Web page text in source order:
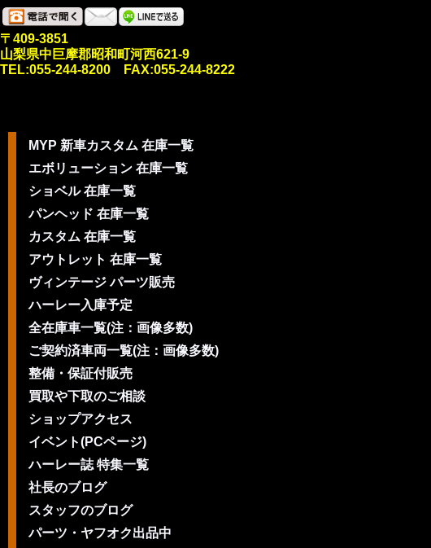
〒409-3851
山梨県中巨摩郡昭和町河西621-9
TEL:055-244-8200 FAX:055-244-8222
MYP 新車カスタム 在庫一覧
エボリューション 在庫一覧
ショベル 在庫一覧
パンヘッド 在庫一覧
カスタム 在庫一覧
アウトレット 在庫一覧
ヴィンテージ パーツ販売
ハーレー入庫予定
全在庫車一覧(注：画像多数)
ご契約済車両一覧(注：画像多数)
整備・保証付販売
買取や下取のご相談
ショップアクセス
イベント(PCページ)
ハーレー誌 特集一覧
社長のブログ
スタッフのブログ
パーツ・ヤフオク出品中